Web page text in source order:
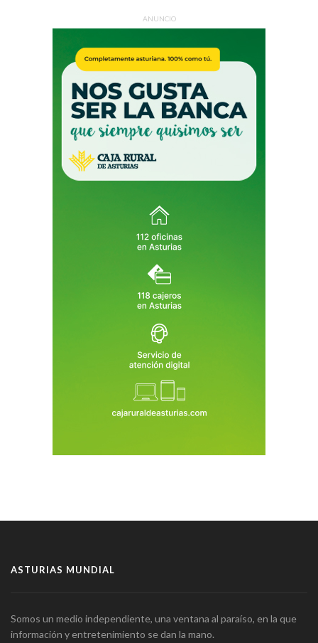
ANUNCIO
ASTURIAS MUNDIAL
Somos un medio independiente, una ventana al paraíso, en la que
información y entretenimiento se dan la mano.